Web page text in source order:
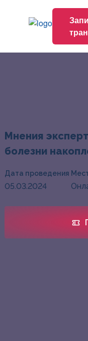
Мнения
болезни
Дата проведения
05.03.2024